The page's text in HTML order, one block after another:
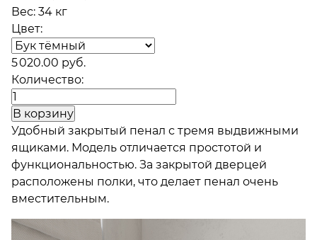
Вес: 34 кг
Цвет:
5 020.00 руб.
Количество:
Удобный закрытый пенал с тремя выдвижными
ящиками. Модель отличается простотой и
функциональностью. За закрытой дверцей
расположены полки, что делает пенал очень
вместительным.